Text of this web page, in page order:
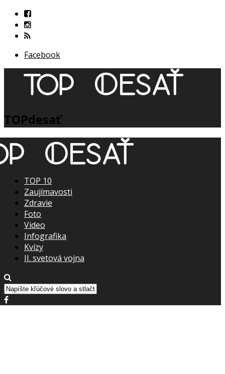
Facebook
TOPdesať
TOP 10
Zaujímavosti
Zdravie
Foto
Video
Infografika
Kvízy
II. svetová vojna